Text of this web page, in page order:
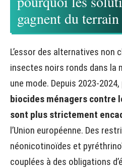
gagnent du terrain
L’essor des alternatives non
insectes noirs ronds dans la
une mode. Depuis 2023-2024,
biocides ménagers contre
sont plus strictement
l’Union européenne. Des
néonicotinoïdes et
couplées à des obligations